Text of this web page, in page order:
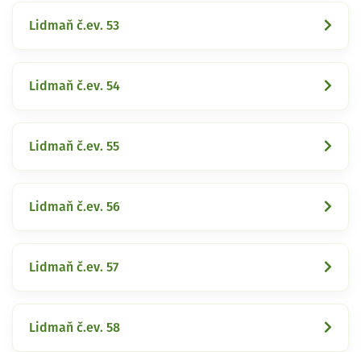
Lidmaň č.ev. 53
Lidmaň č.ev. 54
Lidmaň č.ev. 55
Lidmaň č.ev. 56
Lidmaň č.ev. 57
Lidmaň č.ev. 58